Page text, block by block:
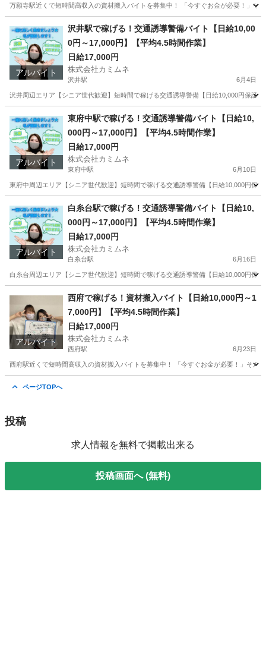
万願寺駅近くで短時間高収入の資材搬入バイトを募集中！ 「今すぐお金が必要！」
万願寺駅 その他 スタッフ
アルバイト
沢井駅で稼げる！交通誘導警備バイト【日給10,00
0円～17,000円】【平均4.5時間作業】
日給17,000円
株式会社カミムネ
沢井駅 6月4日
沢井周辺エリア【シニア世代歓迎】短時間で稼げる交通誘導警備【日給10,000円保証
沢井駅 その他 シニア
アルバイト
東府中駅で稼げる！交通誘導警備バイト【日給10,
000円～17,000円】【平均4.5時間作業】
日給17,000円
株式会社カミムネ
東府中駅 6月10日
東府中周辺エリア【シニア世代歓迎】短時間で稼げる交通誘導警備【日給10,000円保
東府中駅 その他 シニア
アルバイト
白糸台駅で稼げる！交通誘導警備バイト【日給10,
000円～17,000円】【平均4.5時間作業】
日給17,000円
株式会社カミムネ
白糸台駅 6月16日
白糸台周辺エリア【シニア世代歓迎】短時間で稼げる交通誘導警備【日給10,000円保
白糸台駅 その他 シニア
アルバイト
西府で稼げる！資材搬入バイト【日給10,000円～1
7,000円】【平均4.5時間作業】
日給17,000円
株式会社カミムネ
西府駅 6月23日
西府駅近くで短時間高収入の資材搬入バイトを募集中！ 「今すぐお金が必要！」そ
ページTOPへ
投稿
求人情報を無料で掲載出来る
投稿画面へ (無料)